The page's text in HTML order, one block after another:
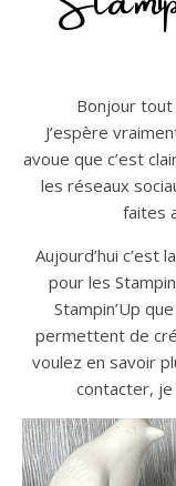
Bonjour
J’espère
avoue que c’est
les réseaux
faites
Aujourd’hui c’est
pour les
Stampin’Up
permettent de
voulez en savoir
contacter, je